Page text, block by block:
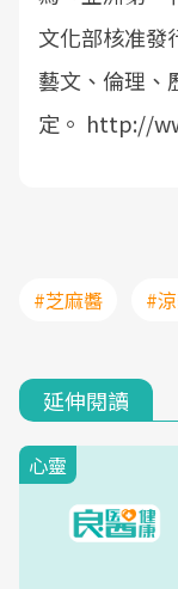
文化部核准發
藝文、倫理、
定。 http://
#芝麻醬 #
延伸閱讀
心靈